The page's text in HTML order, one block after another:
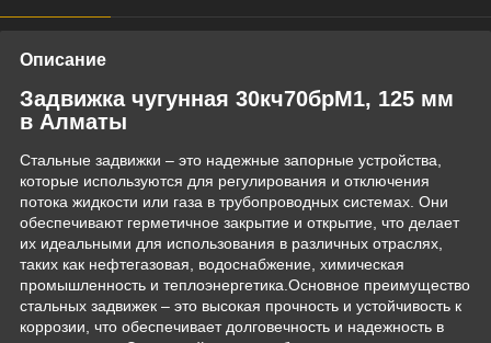
Описание
Задвижка чугунная 30кч70брМ1, 125 мм
в Алматы
Стальные задвижки – это надежные запорные устройства,
которые используются для регулирования и отключения
потока жидкости или газа в трубопроводных системах. Они
обеспечивают герметичное закрытие и открытие, что делает
их идеальными для использования в различных отраслях,
таких как нефтегазовая, водоснабжение, химическая
промышленность и теплоэнергетика.Основное преимущество
стальных задвижек – это высокая прочность и устойчивость к
коррозии, что обеспечивает долговечность и надежность в